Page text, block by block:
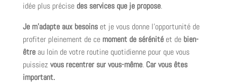
idée plus précise des services que je propose.
Je m’adapte aux besoins et je vous donne l’opportunité de
profiter pleinement de ce moment de sérénitéet de bien-
êtreau loin de votre routine quotidienne pour que vous
puissiez vous recentrer sur vous-même. Car vous êtes
important.